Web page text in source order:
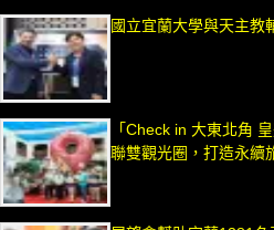
國立宜蘭大學與天主教
「Check in 大東北角
聯雙觀光圈，打造永續